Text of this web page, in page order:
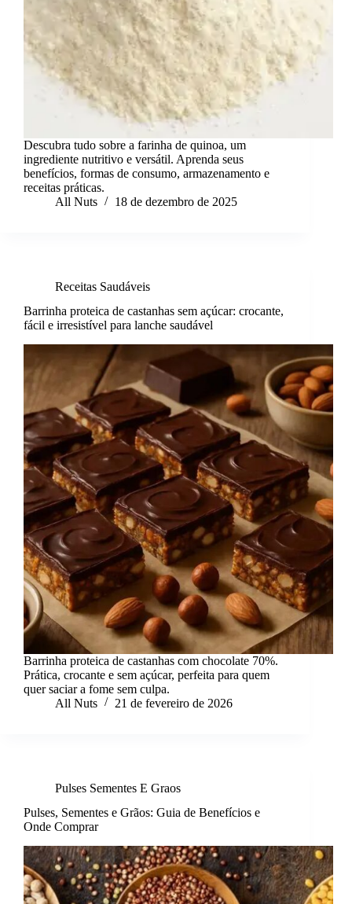
Descubra tudo sobre a farinha de quinoa, um
ingrediente nutritivo e versátil. Aprenda seus
benefícios, formas de consumo, armazenamento e
receitas práticas.
All Nuts
18 de dezembro de 2025
Receitas Saudáveis
Barrinha proteica de castanhas sem açúcar: crocante,
fácil e irresistível para lanche saudável
Barrinha proteica de castanhas com chocolate 70%.
Prática, crocante e sem açúcar, perfeita para quem
quer saciar a fome sem culpa.
All Nuts
21 de fevereiro de 2026
Pulses Sementes E Graos
Pulses, Sementes e Grãos: Guia de Benefícios e
Onde Comprar